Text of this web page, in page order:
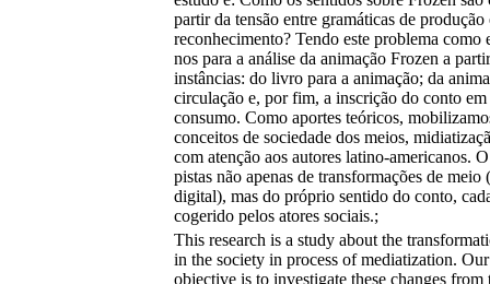
partir da tensão entre gramáticas de produção
reconhecimento? Tendo este problema como
nos para a análise da animação Frozen a
instâncias: do livro para a animação; da
circulação e, por fim, a inscrição do conto
consumo. Como aportes teóricos,
conceitos de sociedade dos meios,
com atenção aos autores latino-americanos.
pistas não apenas de transformações de
digital), mas do próprio sentido do conto,
cogerido pelos atores sociais.;
This research is a study about the
in the society in process of mediatization.
objective is to investigate these changes